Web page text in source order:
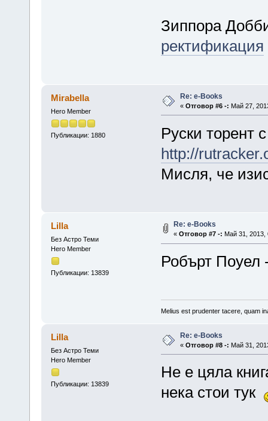
Зиппора
ректификация
Mirabella
Hero Member
Публикации: 1880
Re: е-Books
« Отговор #6 -: Май 27,
Руски торент
http://
Мисля, че
Lilla
Без Астро Теми
Hero Member
Публикации: 13839
Re: е-Books
« Отговор #7 -: Май 31, 2013,
Робърт Поуел
Melius est prudenter tacere, quam
Lilla
Без Астро Теми
Hero Member
Публикации: 13839
Re: е-Books
« Отговор #8 -: Май 31,
Не е цяла
нека стои тук